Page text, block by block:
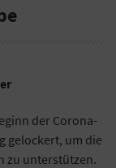
der Corona-
gelockert, um die
zu unterstützen.